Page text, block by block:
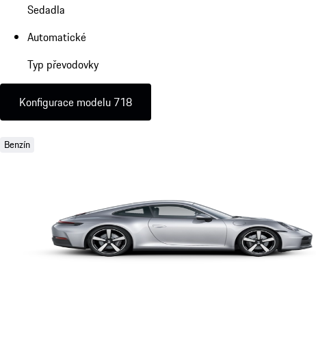
Sedadla
Automatické
Typ převodovky
Konfigurace modelu 718
Benzín